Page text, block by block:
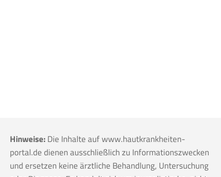
Hinweise:Die Inhalte auf www.hautkrankheiten-
portal.de dienen ausschließlich zu Informationszwecken
und ersetzen keine ärztliche Behandlung, Untersuchung